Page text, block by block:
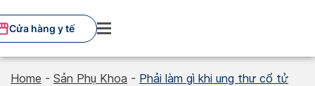
to
content
Cửa hàng y tế
Home - Sản Phụ Khoa - Phải làm gì khi ung thư cổ tử